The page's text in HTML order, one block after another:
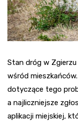
Stan dróg w
wśród
dotyczące tego
a najliczniejsze
aplikacji miejskiej,